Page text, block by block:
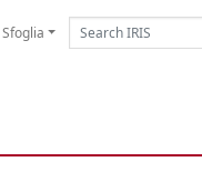
Sfoglia